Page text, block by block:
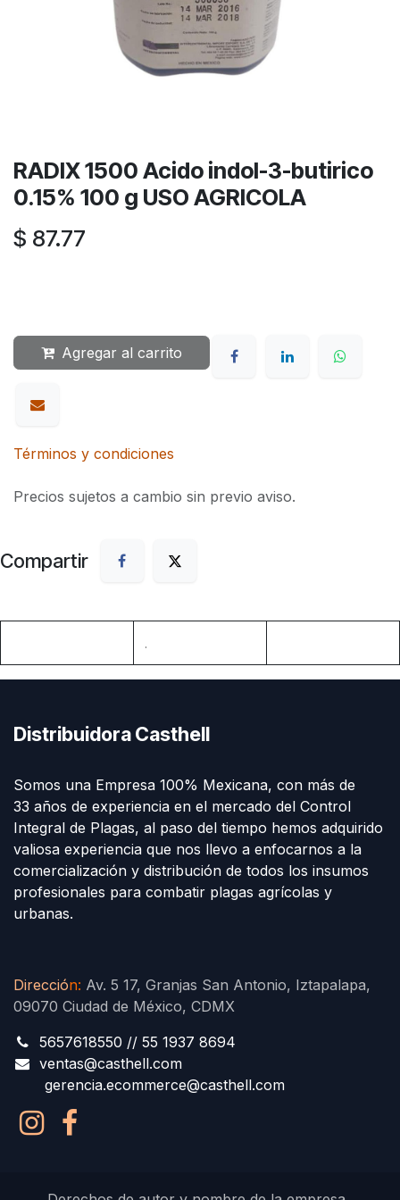
RADIX 1500 Acido indol-3-butirico
0.15% 100 g USO AGRICOLA
$ 87.77
Agregar al carrito
Términos y condiciones
Precios sujetos a cambio sin previo aviso.
Compartir
.
Distribuidora Casthell
Somos una Empresa 100% Mexicana, con más de
33 años de experiencia en el mercado del Control
Integral de Plagas, al paso del tiempo hemos adquirido
valiosa experiencia que nos llevo a enfocarnos a la
comercialización y distribución de todos los insumos
profesionales para combatir plagas agrícolas y
urbanas.
Dirección: Av. 5 17, Granjas San Antonio, Iztapalapa,
09070 Ciudad de México, CDMX
5657618550 // 55 1937 8694
ventas@casthell.com
gerencia.ecommerce@casthell.com